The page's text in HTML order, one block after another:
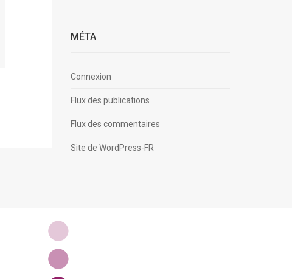
MÉTA
Connexion
Flux des publications
Flux des commentaires
Site de WordPress-FR